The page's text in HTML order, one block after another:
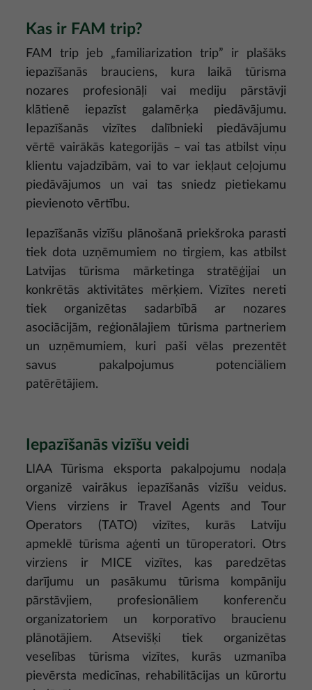
Kas ir FAM trip?
FAM trip jeb „familiarization trip” ir plašāks
iepazīšanās brauciens, kura laikā tūrisma
nozares profesionāļi vai mediju pārstāvji
klātienē iepazīst galamērķa piedāvājumu.
Iepazīšanās vizītes dalībnieki piedāvājumu
vērtē vairākās kategorijās – vai tas atbilst viņu
klientu vajadzībām, vai to var iekļaut ceļojumu
piedāvājumos un vai tas sniedz pietiekamu
pievienoto vērtību.
Iepazīšanās vizīšu plānošanā priekšroka parasti
tiek dota uzņēmumiem no tirgiem, kas atbilst
Latvijas tūrisma mārketinga stratēģijai un
konkrētās aktivitātes mērķiem. Vizītes nereti
tiek organizētas sadarbībā ar nozares
asociācijām, reģionālajiem tūrisma partneriem
un uzņēmumiem, kuri paši vēlas prezentēt
savus pakalpojumus potenciāliem
patērētājiem.
Iepazīšanās vizīšu veidi
LIAA Tūrisma eksporta pakalpojumu nodaļa
organizē vairākus iepazīšanās vizīšu veidus.
Viens virziens ir Travel Agents and Tour
Operators (TATO) vizītes, kurās Latviju
apmeklē tūrisma aģenti un tūroperatori. Otrs
virziens ir MICE vizītes, kas paredzētas
darījumu un pasākumu tūrisma kompāniju
pārstāvjiem, profesionāliem konferenču
organizatoriem un korporatīvo braucienu
plānotājiem. Atsevišķi tiek organizētas
veselības tūrisma vizītes, kurās uzmanība
pievērsta medicīnas, rehabilitācijas un kūrortu